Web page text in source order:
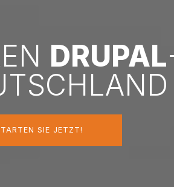
DRUPAL
SIE JETZT!